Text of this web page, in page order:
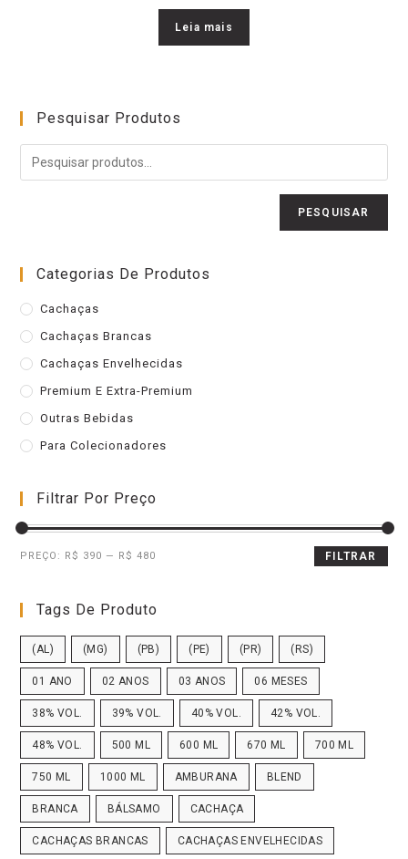
Leia mais
Pesquisar Produtos
PESQUISAR
Categorias De Produtos
Cachaças
Cachaças Brancas
Cachaças Envelhecidas
Premium E Extra-Premium
Outras Bebidas
Para Colecionadores
Filtrar Por Preço
FILTRAR
PREÇO: R$ 390 — R$ 480
Tags De Produto
(AL) (MG) (PB) (PE) (PR) (RS)
01 ANO 02 ANOS 03 ANOS 06 MESES
38% VOL. 39% VOL. 40% VOL. 42% VOL.
48% VOL. 500 ML 600 ML 670 ML 700 ML
750 ML 1000 ML AMBURANA BLEND
BRANCA BÁLSAMO CACHAÇA
CACHAÇAS BRANCAS CACHAÇAS ENVELHECIDAS